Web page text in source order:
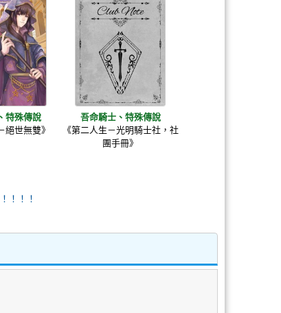
特殊傳說
絕世無雙》
吾命騎士、特殊傳說
《第二人生－光明騎士社，社
團手冊》
！！！